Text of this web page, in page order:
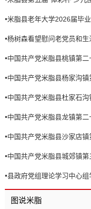
•米脂县老年大学2026届毕
•杨树森看望慰问老党员和生
•中国共产党米脂县桃镇第
•中国共产党米脂县杨家沟
•中国共产党米脂县杜家石
•中国共产党米脂县龙镇第
•中国共产党米脂县沙家店
•中国共产党米脂县城郊镇
•县政府党组理论学习中心
召开
图说米脂